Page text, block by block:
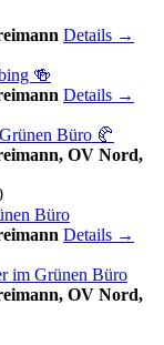
Details →
🍻
Details →
Büro 🥐
OV Nord,
Büro
Details →
im Grünen Büro
OV Nord,